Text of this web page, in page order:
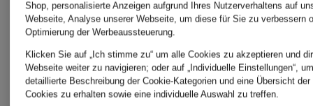
Shop, personalisierte Anzeigen aufgrund Ihres Nutzerverhaltens auf
Webseite, Analyse unserer Webseite, um diese für Sie zu verbessern
Optimierung der Werbeaussteuerung.
Klicken Sie auf „Ich stimme zu“ um alle Cookies zu akzeptieren und
Webseite weiter zu navigieren; oder auf „Individuelle Einstellungen“,
detaillierte Beschreibung der Cookie-Kategorien und eine Übersicht
Cookies zu erhalten sowie eine individuelle Auswahl zu treffen.